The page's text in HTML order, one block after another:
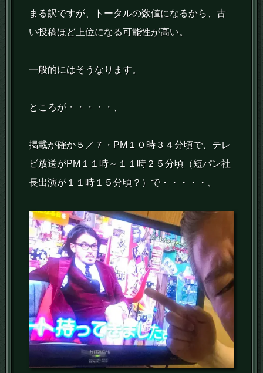
まる訳ですが、トータルの数値になるから、古
い投稿ほど上位になる可能性が高い。
一般的にはそうなります。
ところが・・・・・、
掲載が確か５／７・PM１０時３４分頃で、テレ
ビ放送がPM１１時～１１時２５分頃（短パン社
長出演が１１時１５分頃？）で・・・・・、